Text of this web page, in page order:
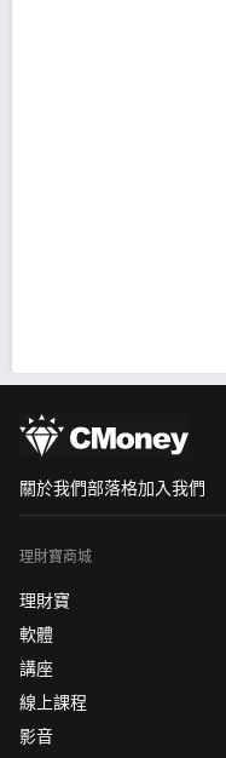
關於我們部落格加入我們
理財寶商城
理財寶
軟體
講座
線上課程
影音